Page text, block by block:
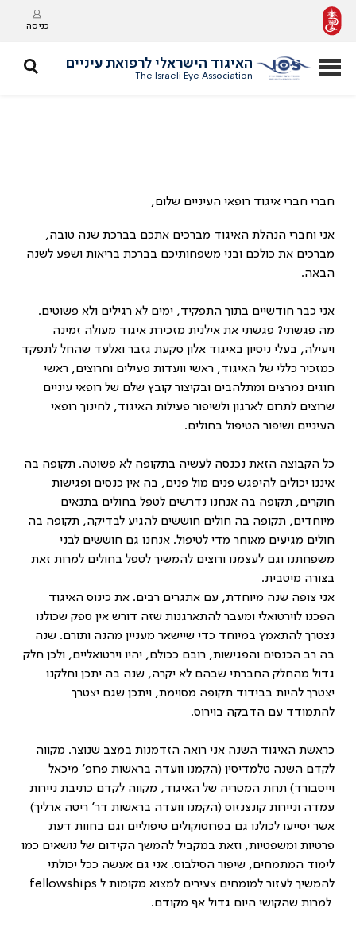
כניסה
האיגוד הישראלי לרפואת עיניים
The Israeli Eye Association
חברי חברי איגוד רופאי העיניים שלום,
אני וחברי הנהלת האיגוד מברכים אתכם בברכת שנה טובה,
מברכים את כולכם ובני משפחותיכם בברכת בריאות ושפע לשנה
הבאה.
אני כבר חודשיים בתוך התפקיד, ימים לא רגילים ולא פשוטים.
מה פגשתי? פגשתי את אילנית מזכירת איגוד מעולה זמינה
ויעילה, בעלי ניסיון באיגוד אלון סקעת גזבר ואלעד שהחל לתפקד
כמזכיר כללי של האיגוד, ראשי וועדות פעילים וחרוצים, ראשי
חוגים נמרצים ומתלהבים ובקיצור קובץ שלם של רופאי עיניים
שרוצים לתרום לארגון ולשיפור פעילות האיגוד, לחינוך רופאי
העיניים ושיפור הטיפול בחולים.
כל הקבוצה הזאת נכנסה לעשיה בתקופה לא פשוטה. תקופה בה
איננו יכולים להיפגש פנים מול פנים, בה אין כנסים ופגישות
חוקרים, תקופה בה אנחנו נדרשים לטפל בחולים בתנאים
מיוחדים, תקופה בה חולים חוששים להגיע לבדיקה, תקופה בה
חולים מגיעים מאוחר מדי לטיפול. אנחנו גם חוששים לבני
משפחתנו וגם לעצמנו ורוצים להמשיך לטפל בחולים למרות זאת
בצורה מיטבית.
אני צופה שנה מיוחדת, עם אתגרים רבים. את כינוס האיגוד
הפכנו לוירטואלי ומעבר להתארגנות שזה דורש אין ספק שכולנו
נצטרך להתאמץ במיוחד כדי שיישאר מעניין מהנה ותורם. שנה
בה רב הכנסים והפגישות, רובם ככולם, יהיו וירטואליים, ולכן חלק
גדול מהחלק החברתי שבהם לא יקרה, שנה בה יתכן וחלקנו
יצטרך להיות בבידוד תקופה מסוימת, ויתכן שגם יצטרך
להתמודד עם הדבקה בוירוס.
כראשת האיגוד השנה אני רואה הזדמנות במצב שנוצר. מקווה
לקדם השנה טלמדיסין (הקמנו וועדה בראשות פרופ׳ מיכאל
וייסבורד) תחת המטריה של האיגוד, מקווה לקדם כתיבת ניירות
עמדה וניירות קונצנזוס (הקמנו וועדה בראשות דר׳ ריטה ארליך)
אשר יסייעו לכולנו גם בפרוטוקולים טיפוליים וגם בחוות דעת
פרטיות ומשפטיות, וזאת במקביל להמשך הקידום של נושאים כמו
לימוד המתמחים, שיפור הסילבוס. אני גם אעשה ככל יכולתי
להמשיך לעזור למומחים צעירים למצוא מקומות ל fellowships
למרות שהקושי היום גדול אף מקודם.